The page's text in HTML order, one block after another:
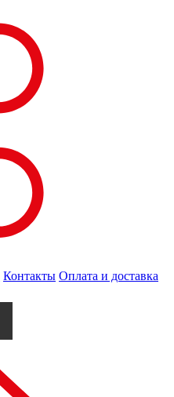
Контакты Оплата и доставка